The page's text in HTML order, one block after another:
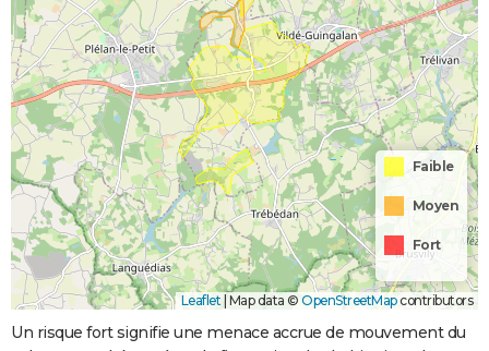
Faible
Moyen
Fort
Leaflet Map data © OpenStreetMapcontributors
Un risque fort signifie une menace accrue de mouvement du